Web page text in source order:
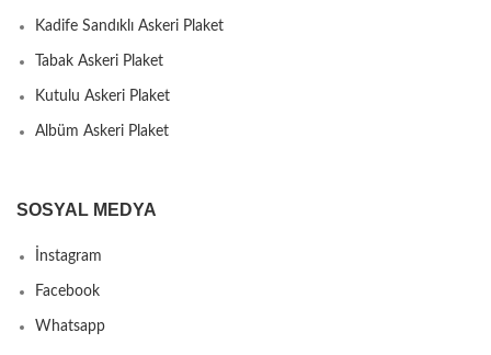
Kadife Sandıklı Askeri Plaket
Tabak Askeri Plaket
Kutulu Askeri Plaket
Albüm Askeri Plaket
SOSYAL MEDYA
İnstagram
Facebook
Whatsapp